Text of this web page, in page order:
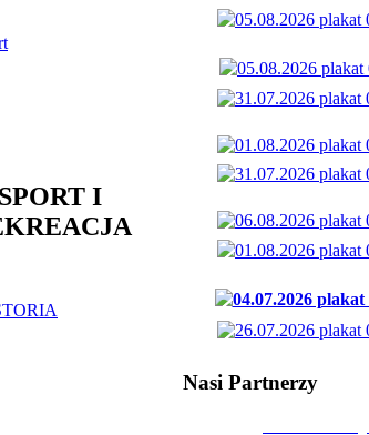
SPORT I
Nasi Partnerzy